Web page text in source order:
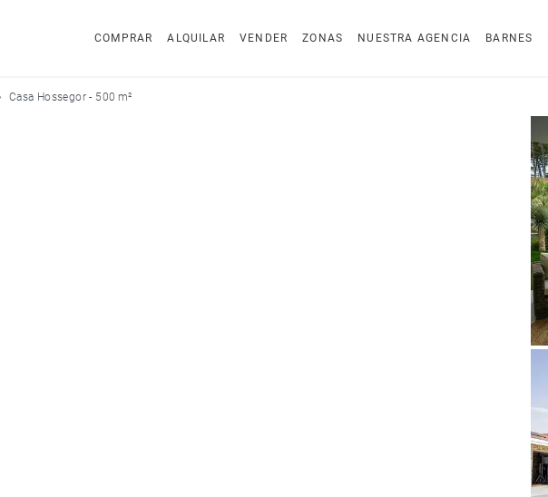
COMPRAR ALQUILAR VENDER ZONAS NUESTRA AGENCIA BARNES
Casa Hossegor - 500 m²